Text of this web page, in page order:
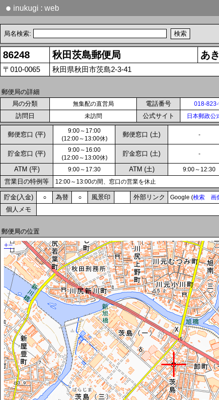
● inukugi : web
局名検索:
86248 秋田茨島郵便局 あ
〒010-0065 秋田県秋田市茨島2-3-41
郵便局の詳細
局の分類
無集配の直営局 電話番号 018-
訪問日 未訪問 公式サイト 日本郵政公
郵便窓口 (平)
9:00～17:00
(12:00～13:00休)
郵便窓口 (土) -
貯金窓口 (平)
9:00～16:00
(12:00～13:00休)
貯金窓口 (土) -
ATM (平) 9:00～17:30 ATM (土) 9:00～12:30
営業日の特例等 12:00～13:00の間、窓口の営業を休止
貯金(入金) ○ 為替 ○ 風景印 外部リンク Google (検索 画
個人メモ
郵便局の位置